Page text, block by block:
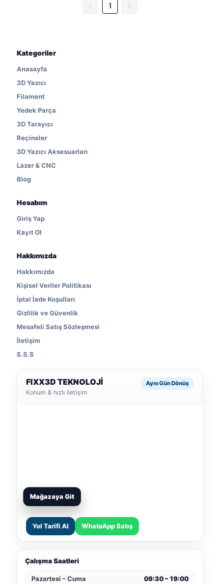
1
Kategoriler
Anasayfa
3D Yazıcı
Filament
Yedek Parça
3D Tarayıcı
Reçineler
3D Yazıcı Aksesuarları
Lazer & CNC
Blog
Hesabım
Giriş Yap
Kayıt Ol
Hakkımızda
Hakkımızda
Kişisel Veriler Politikası
İptal İade Koşulları
Gizlilik ve Güvenlik
Mesafeli Satış Sözleşmesi
İletişim
S.S.S
FIXX3D TEKNOLOJİ
Konum & hızlı iletişim
Aynı Gün Dönüş
Mağazaya Git
Yol Tarifi Al WhatsApp Satış
Çalışma Saatleri
Pazartesi – Cuma 09:30 – 19:00